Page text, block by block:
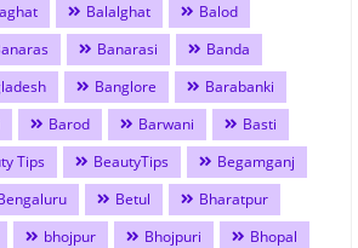
Balalghat
Balod
Banarasi
Banda
Banglore
Barabanki
Barod Barwani
Basti
Tips BeautyTips
Begamganj
Betul
Bharatpur
bhojpur Bhojpuri
Bhopal